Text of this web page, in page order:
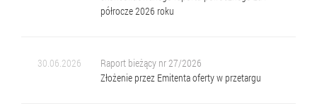
półrocze 2026 roku
30.06.2026
Raport bieżący nr 27/2026
Złożenie przez Emitenta oferty w przetargu